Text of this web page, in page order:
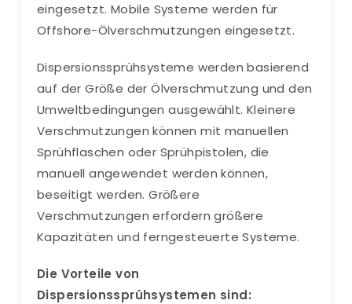
eingesetzt. Mobile Systeme werden für
Offshore-Ölverschmutzungen eingesetzt.
Dispersionssprühsysteme werden basierend
auf der Größe der Ölverschmutzung und den
Umweltbedingungen ausgewählt. Kleinere
Verschmutzungen können mit manuellen
Sprühflaschen oder Sprühpistolen, die
manuell angewendet werden können,
beseitigt werden. Größere
Verschmutzungen erfordern größere
Kapazitäten und ferngesteuerte Systeme.
Die Vorteile von
Dispersionssprühsystemen sind: